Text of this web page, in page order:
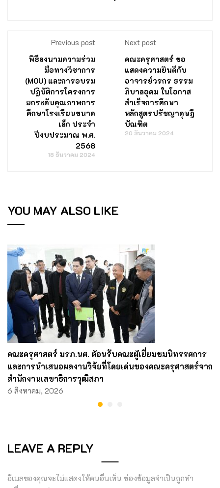
Previous post
พิธีลงนามความร่วม
มือทางวิชาการ
(MOU) และการอบรม
ปฏิบัติการโครงการ
ยกระดับคุณภาพการ
ศึกษาโรงเรียนขนาด
เล็ก ประจำ
ปีงบประมาณ พ.ศ.
2568
18 ธันวาคม 2024
Next post
คณะครุศาสตร์ ขอ
แสดงความยินดีกับ
อาจารย์วรกร ธรรม
ภิบาลอุดม ในโอกาส
สำเร็จการศึกษา
หลักสูตรปรัชญาดุษฎี
บัณฑิต
20 ธันวาคม 2024
YOU MAY ALSO LIKE
คณะครุศาสตร์ มรภ.นศ. ต้อนรับคณะผู้เยี่ยมชมนิทรรศการ
และการนำเสนอผลงานวิจัยที่โดยเด่นของคณะครุศาสตร์จาก
สำนักงานเลขาธิการวุฒิสภา
6 สิงหาคม, 2026
LEAVE A REPLY
อีเมลของคุณจะไม่แสดงให้คนอื่นเห็น ช่องข้อมูลจำเป็นถูกทำ